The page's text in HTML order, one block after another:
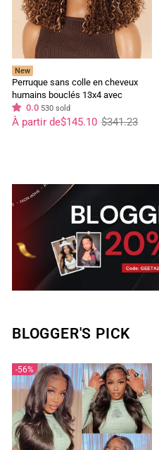
New
Perruque sans colle en cheveux
humains bouclés 13x4 avec
dentelle frontale bouclée Bob Wig
pré-épilée avec ligne de cheveux
0.0 530 sold
Prix
régulier
$341.23
Prix
réduit
À partir de$145.10
BLOGGER'S PICK
56%